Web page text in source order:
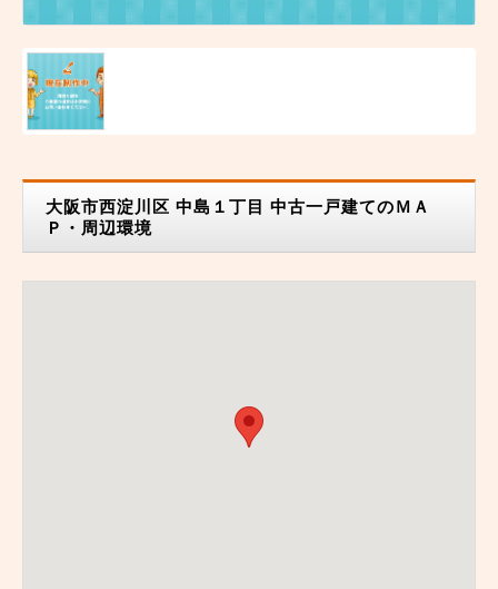
大阪市西淀川区 中島１丁目 中古一戸建てのＭＡ
Ｐ・周辺環境